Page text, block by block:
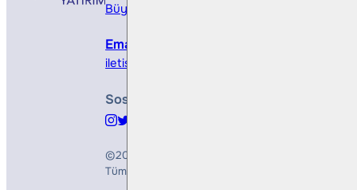
Büyükdere Cad. No 173, 1. Levent Plaza, B
Email
iletisim@bullsyatirim.com
Sosyal Medya
©2026
Tüm Hakları Saklıdır